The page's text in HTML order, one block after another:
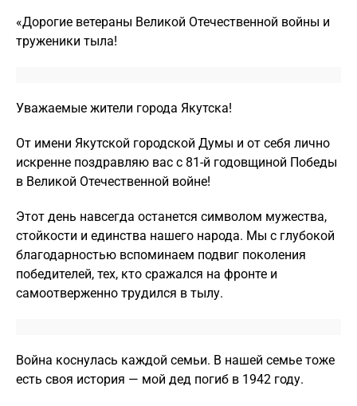
«Дорогие ветераны Великой Отечественной войны и
труженики тыла!
Уважаемые жители города Якутска!
От имени Якутской городской Думы и от себя лично
искренне поздравляю вас с 81-й годовщиной Победы
в Великой Отечественной войне!
Этот день навсегда останется символом мужества,
стойкости и единства нашего народа. Мы с глубокой
благодарностью вспоминаем подвиг поколения
победителей, тех, кто сражался на фронте и
самоотверженно трудился в тылу.
Война коснулась каждой семьи. В нашей семье тоже
есть своя история — мой дед погиб в 1942 году.